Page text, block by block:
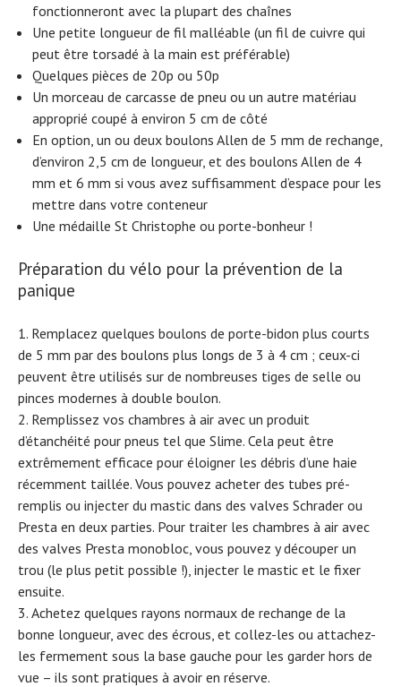
fonctionneront avec la plupart des chaînes
Une petite longueur de fil malléable (un fil de cuivre qui
peut être torsadé à la main est préférable)
Quelques pièces de 20p ou 50p
Un morceau de carcasse de pneu ou un autre matériau
approprié coupé à environ 5 cm de côté
En option, un ou deux boulons Allen de 5 mm de rechange,
d’environ 2,5 cm de longueur, et des boulons Allen de 4
mm et 6 mm si vous avez suffisamment d’espace pour les
mettre dans votre conteneur
Une médaille St Christophe ou porte-bonheur !
Préparation du vélo pour la prévention de la
panique
Remplacez quelques boulons de porte-bidon plus courts
de 5 mm par des boulons plus longs de 3 à 4 cm ; ceux-ci
peuvent être utilisés sur de nombreuses tiges de selle ou
pinces modernes à double boulon.
Remplissez vos chambres à air avec un produit
d’étanchéité pour pneus tel que Slime. Cela peut être
extrêmement efficace pour éloigner les débris d’une haie
récemment taillée. Vous pouvez acheter des tubes pré-
remplis ou injecter du mastic dans des valves Schrader ou
Presta en deux parties. Pour traiter les chambres à air avec
des valves Presta monobloc, vous pouvez y découper un
trou (le plus petit possible !), injecter le mastic et le fixer
ensuite.
Achetez quelques rayons normaux de rechange de la
bonne longueur, avec des écrous, et collez-les ou attachez-
les fermement sous la base gauche pour les garder hors de
vue – ils sont pratiques à avoir en réserve.